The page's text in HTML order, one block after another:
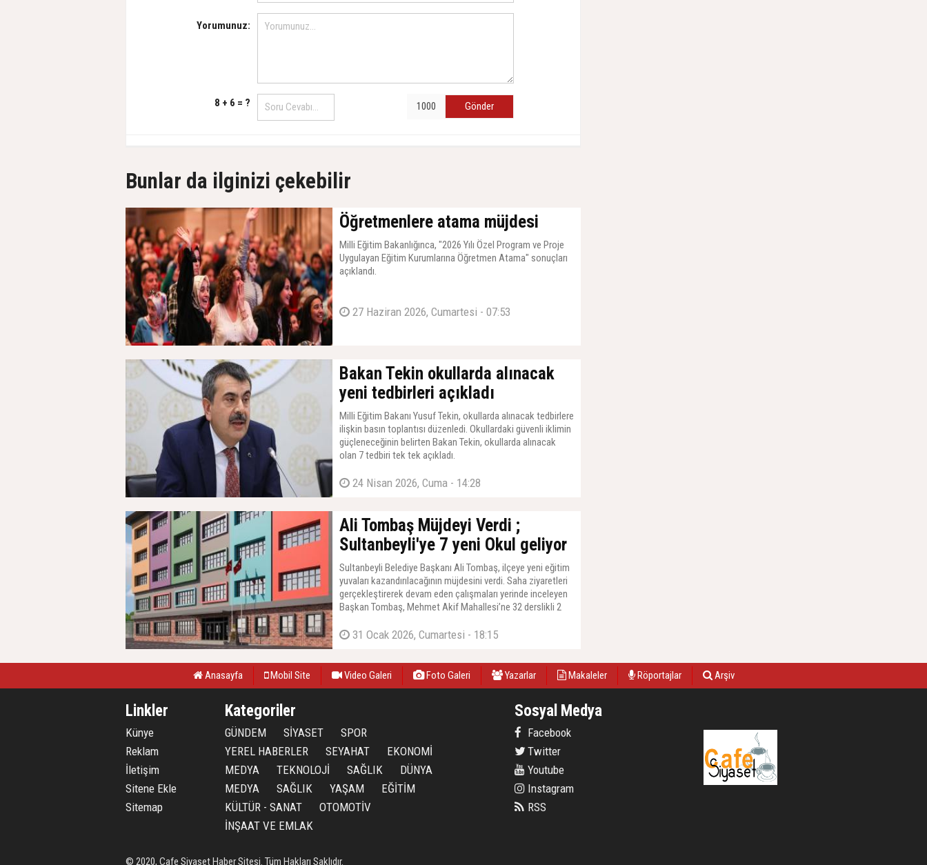
Yorumunuz:
8 + 6 = ? Gönder
Bunlar da ilginizi çekebilir
Öğretmenlere atama müjdesi
Milli Eğitim Bakanlığınca, "2026 Yılı Özel Program ve Proje
Uygulayan Eğitim Kurumlarına Öğretmen Atama" sonuçları
açıklandı.
27 Haziran 2026, Cumartesi - 07:53
Bakan Tekin okullarda alınacak
yeni tedbirleri açıkladı
Milli Eğitim Bakanı Yusuf Tekin, okullarda alınacak tedbirlere
ilişkin basın toplantısı düzenledi. Okullardaki güvenli iklimin
güçleneceğinin belirten Bakan Tekin, okullarda alınacak
olan 7 tedbiri tek tek açıkladı.
24 Nisan 2026, Cuma - 14:28
Ali Tombaş Müjdeyi Verdi ;
Sultanbeyli'ye 7 yeni Okul geliyor
Sultanbeyli Belediye Başkanı Ali Tombaş, ilçeye yeni eğitim
yuvaları kazandırılacağının müjdesini verdi. Saha ziyaretleri
gerçekleştirerek devam eden çalışmaları yerinde inceleyen
Başkan Tombaş, Mehmet Akif Mahallesi’ne 32 derslikli 2
kazandırılacağını açıkladı
31 Ocak 2026, Cumartesi - 18:15
Anasayfa Mobil Site Video Galeri Foto Galeri Yazarlar Makaleler Röportajlar Arşiv
Linkler
Künye
Reklam
İletişim
Sitene Ekle
Sitemap
Kategoriler
GÜNDEM SİYASET
SPOR
YEREL HABERLER
SEYAHAT
EKONOMİ
MEDYA
TEKNOLOJİ SAĞLIK
DÜNYA
MEDYA
SAĞLIK YAŞAM
EĞİTİM
KÜLTÜR - SANAT
OTOMOTİV
İNŞAAT VE EMLAK
Sosyal Medya
Facebook
Twitter
Youtube
Instagram
RSS
© 2020, Cafe Siyaset Haber Sitesi. Tüm Hakları Saklıdır.